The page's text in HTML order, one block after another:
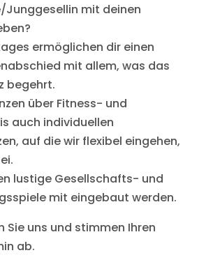
Junggesellin mit deinen
ermöglichen dir einen
mit allem, was das
begehrt.
über Fitness- und
auch individuellen
auf die wir flexibel eingehen,
lustige Gesellschafts- und
mit eingebaut werden.
Sie uns und stimmen Ihren
ab.